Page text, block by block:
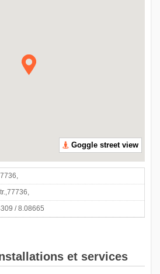
Goggle street view
/ 8.08665
et services